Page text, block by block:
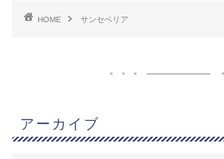
HOME サンセベリア
アーカイブ